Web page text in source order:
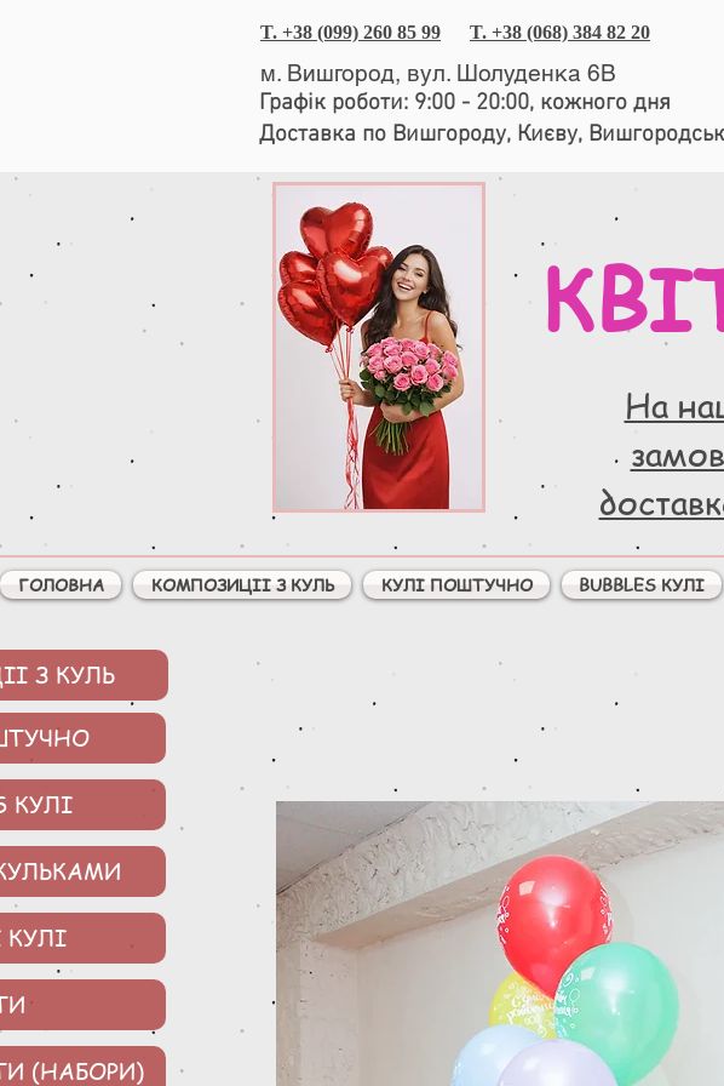
T. +38 (099) 260 85 99 T. +38 (068) 384 82 20
м. Вишгород, вул. Шолуденка 6В
Графік роботи: 9:00 - 20:00, кожного дня
Доставка по Вишгороду, Києву,
На
ГОЛОВНА КОМПОЗИЦІІ З КУЛЬ КУЛІ ПОШТУЧНО BUBBLES КУЛІ
З КУЛЬ
КУЛІ
(НАБОРИ)
КУЛІ